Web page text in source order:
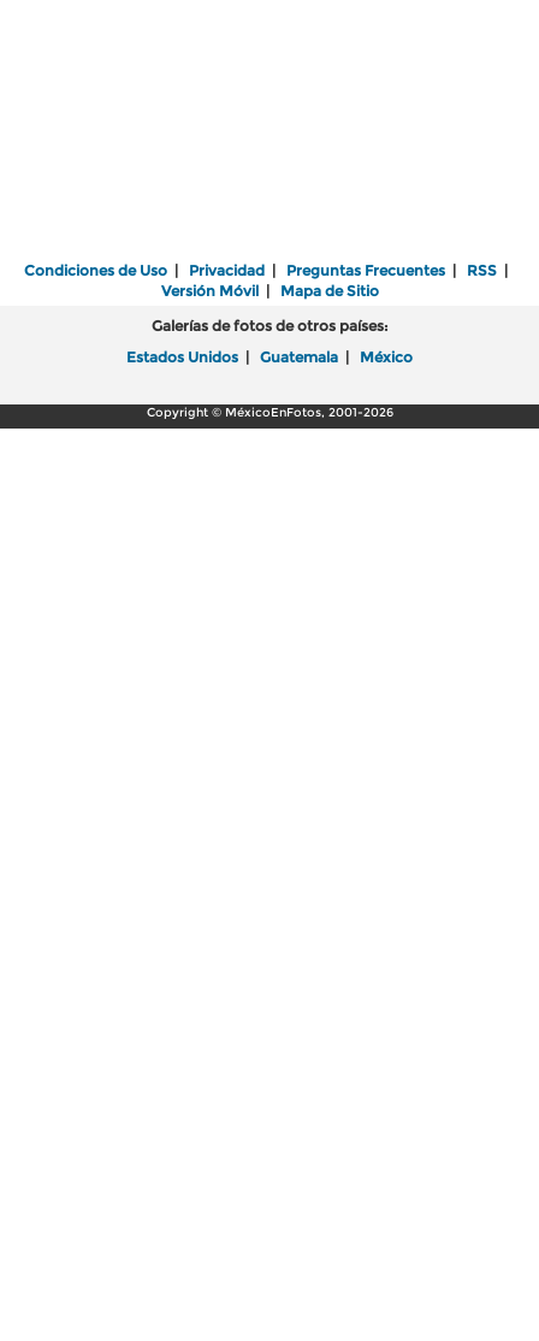
Condiciones de Uso | Privacidad | Preguntas Frecuentes | RSS |
Versión Móvil| Mapa de Sitio
Galerías de fotos de otros países:
Estados Unidos | Guatemala | México
Copyright © MéxicoEnFotos, 2001-2026